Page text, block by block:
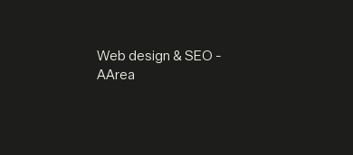
Web design & SEO -
AArea